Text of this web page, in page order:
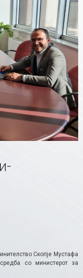
Скопје Мустафа
со министерот за